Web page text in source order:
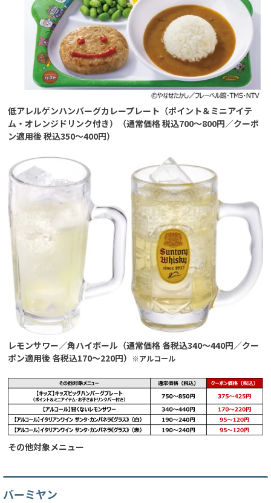
低アレルゲンハンバーグカレープレート（ポイント＆ミニアイテ
ム・オレンジドリンク付き）（通常価格 税込700～800円／クーポ
ン適用後 税込350～400円）
レモンサワー／角ハイボール（通常価格 各税込340～440円／クー
ポン適用後 各税込170～220円） ※アルコール
その他対象メニュー
バーミヤン